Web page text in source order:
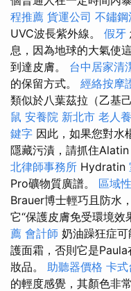
程推薦 貨運公司 不鏽鋼
UVC波長紫外線。 假牙
息，因為地球的大氣使
到達皮膚。 台中居家清
的保留方式。 經絡按摩
類似於八葉茲拉（乙基
鼠 安養院 新北市 老人
鍵字 因此，如果您對水
隱藏污漬，請抓住Alatin
北律師事務所 Hydratin
Pro礦物質廣譜。 區域
Brauer博士輕巧且防水
它“保護皮膚免受環境效
薦 會計師 奶油躁狂症
護面霜，否則它是
妝品。 助聽器價格 卡式
的輕度感覺，其顏色非